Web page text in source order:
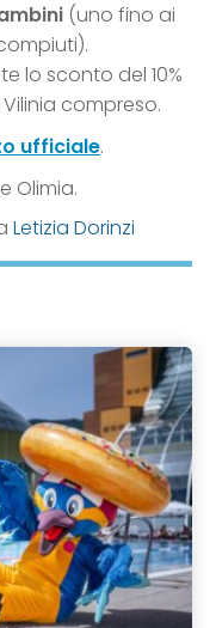
(uno fino ai
lo sconto del 10%
compreso.
ufficiale.
Olimia.
Letizia Dorinzi